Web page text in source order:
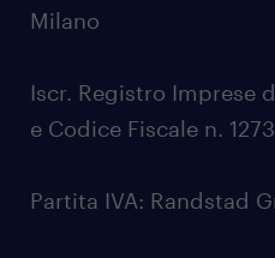
Milano
Iscr. Registro Imprese
e Codice Fiscale n.
Partita IVA: Randstad